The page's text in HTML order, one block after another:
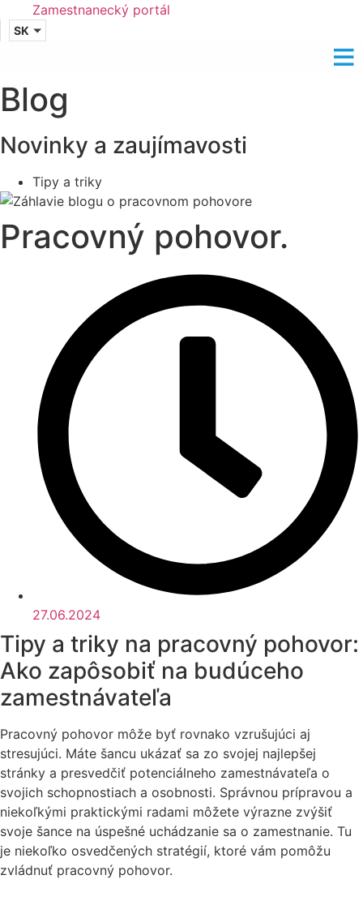
Zamestnanecký portál
SK
Blog
Novinky a zaujímavosti
Tipy a triky
Pracovný pohovor.
27.06.2024
Tipy a triky na pracovný pohovor:
Ako zapôsobiť na budúceho
zamestnávateľa
Pracovný pohovor môže byť rovnako vzrušujúci aj
stresujúci. Máte šancu ukázať sa zo svojej najlepšej
stránky a presvedčiť potenciálneho zamestnávateľa o
svojich schopnostiach a osobnosti. Správnou prípravou a
niekoľkými praktickými radami môžete výrazne zvýšiť
svoje šance na úspešné uchádzanie sa o zamestnanie. Tu
je niekoľko osvedčených stratégií, ktoré vám pomôžu
zvládnuť pracovný pohovor.